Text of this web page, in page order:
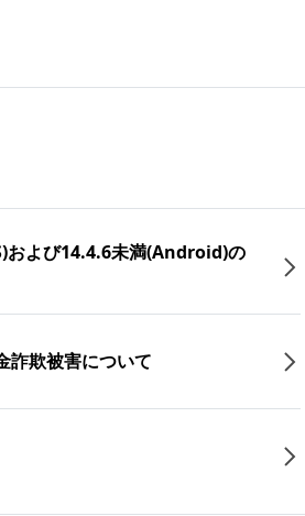
および14.4.6未満(Android)の
詐欺被害について